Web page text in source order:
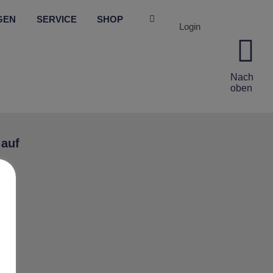
SERVICE SHOP
Login
Nach
oben